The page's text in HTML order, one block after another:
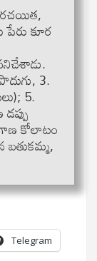
రచయిత,
కూర
3.
5.
కోలాటం
Telegram